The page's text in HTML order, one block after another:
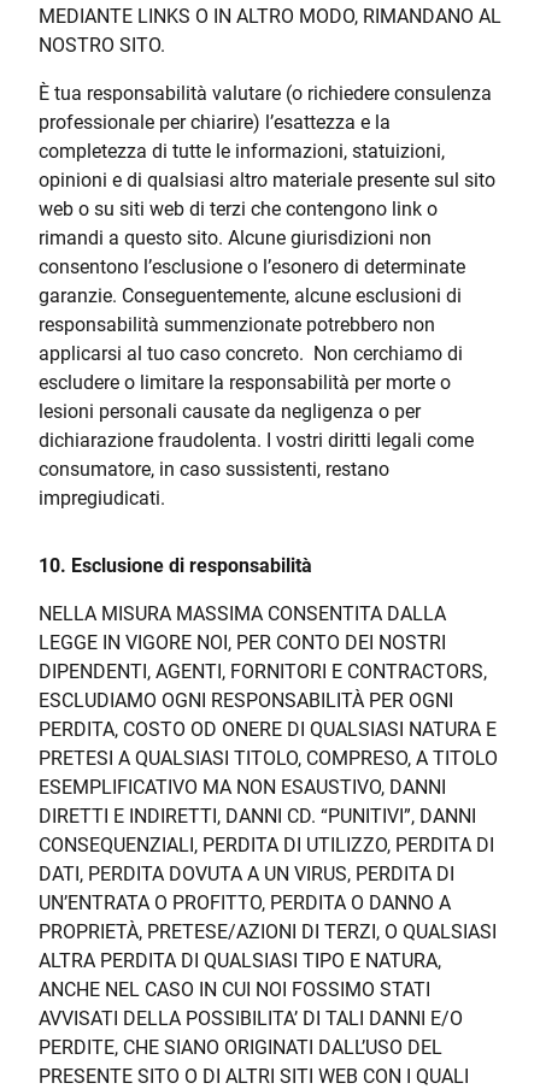
MEDIANTE LINKS O IN ALTRO MODO, RIMANDANO AL
NOSTRO SITO.
È tua responsabilità valutare (o richiedere consulenza
professionale per chiarire) l’esattezza e la
completezza di tutte le informazioni, statuizioni,
opinioni e di qualsiasi altro materiale presente sul sito
web o su siti web di terzi che contengono link o
rimandi a questo sito. Alcune giurisdizioni non
consentono l’esclusione o l’esonero di determinate
garanzie. Conseguentemente, alcune esclusioni di
responsabilità summenzionate potrebbero non
applicarsi al tuo caso concreto. Non cerchiamo di
escludere o limitare la responsabilità per morte o
lesioni personali causate da negligenza o per
dichiarazione fraudolenta. I vostri diritti legali come
consumatore, in caso sussistenti, restano
impregiudicati.
10. Esclusione di responsabilità
NELLA MISURA MASSIMA CONSENTITA DALLA
LEGGE IN VIGORE NOI, PER CONTO DEI NOSTRI
DIPENDENTI, AGENTI, FORNITORI E CONTRACTORS,
ESCLUDIAMO OGNI RESPONSABILITÀ PER OGNI
PERDITA, COSTO OD ONERE DI QUALSIASI NATURA E
PRETESI A QUALSIASI TITOLO, COMPRESO, A TITOLO
ESEMPLIFICATIVO MA NON ESAUSTIVO, DANNI
DIRETTI E INDIRETTI, DANNI CD. “PUNITIVI”, DANNI
CONSEQUENZIALI, PERDITA DI UTILIZZO, PERDITA DI
DATI, PERDITA DOVUTA A UN VIRUS, PERDITA DI
UN’ENTRATA O PROFITTO, PERDITA O DANNO A
PROPRIETÀ, PRETESE/AZIONI DI TERZI, O QUALSIASI
ALTRA PERDITA DI QUALSIASI TIPO E NATURA,
ANCHE NEL CASO IN CUI NOI FOSSIMO STATI
AVVISATI DELLA POSSIBILITA’ DI TALI DANNI E/O
PERDITE, CHE SIANO ORIGINATI DALL’USO DEL
PRESENTE SITO O DI ALTRI SITI WEB CON I QUALI